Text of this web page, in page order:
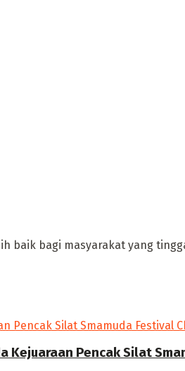
baik bagi masyarakat yang
Pencak Silat